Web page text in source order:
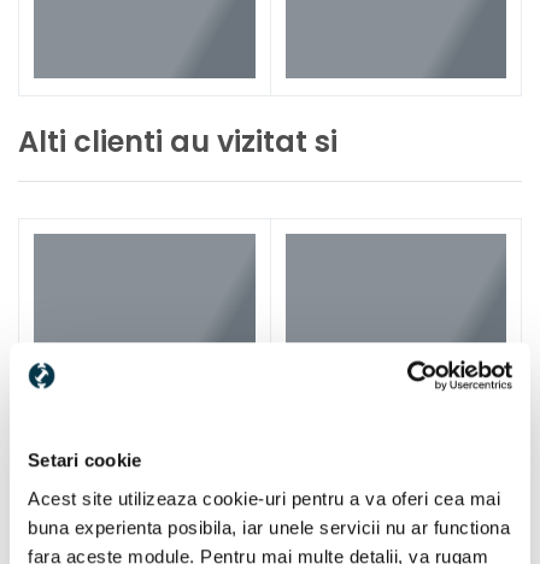
Setari cookie
Acest site utilizeaza cookie-uri pentru a va oferi cea mai
buna experienta posibila, iar unele servicii nu ar functiona
fara aceste module. Pentru mai multe detalii, va rugam
Alti clienti au vizitat si